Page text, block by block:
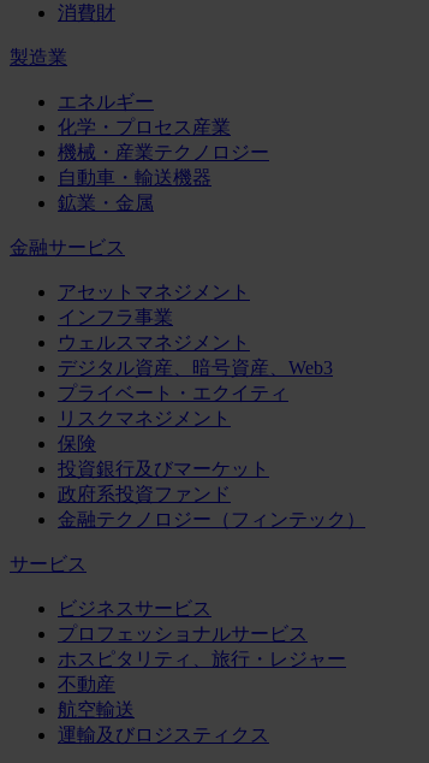
消費財
製造業
エネルギー
化学・プロセス産業
機械・産業テクノロジー
自動車・輸送機器
鉱業・金属
金融サービス
アセットマネジメント
インフラ事業
ウェルスマネジメント
デジタル資産、暗号資産、Web3
プライベート・エクイティ
リスクマネジメント
保険
投資銀行及びマーケット
政府系投資ファンド
金融テクノロジー（フィンテック）
サービス
ビジネスサービス
プロフェッショナルサービス
ホスピタリティ、旅行・レジャー
不動産
航空輸送
運輸及びロジスティクス